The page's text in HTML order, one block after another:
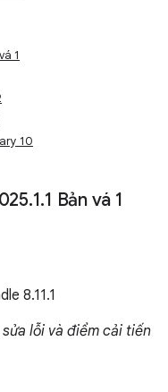
1
10
.1.1 Bản vá 1
8.11.1
lỗi và điểm cải tiến